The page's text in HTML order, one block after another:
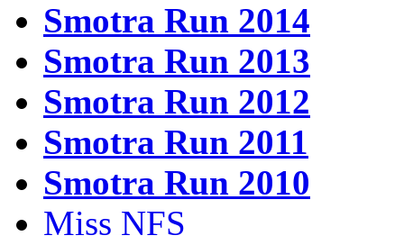
Smotra Run 2014
Smotra Run 2013
Smotra Run 2012
Smotra Run 2011
Smotra Run 2010
Miss NFS